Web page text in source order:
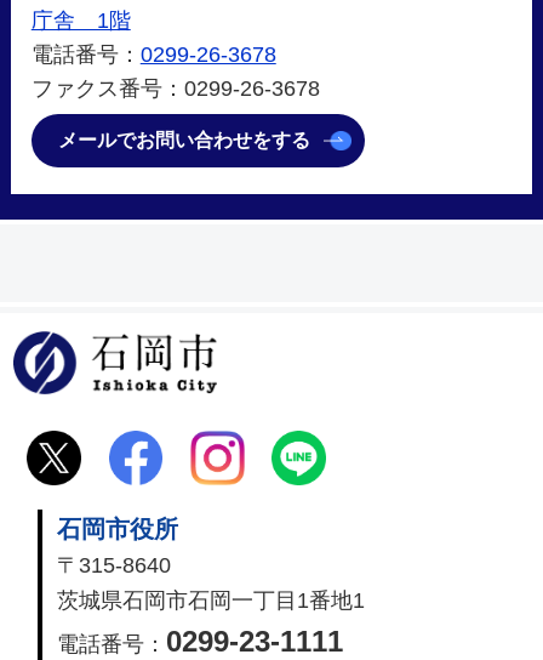
庁舎 1階
電話番号： 0299-26-3678
ファクス番号：0299-26-3678
メールでお問い合わせをする
石岡市役所
〒315-8640
茨城県石岡市石岡一丁目1番地1
電話番号： 0299-23-1111